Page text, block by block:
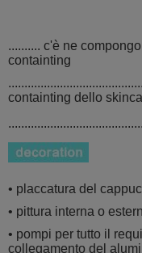
.......... c'è ne
containting
containting dello
• placcatura del
• pittura interna o
• pompi per tutto il
collegamento del